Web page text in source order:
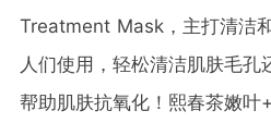
Treatment Mask，主打清洁
人们使用，轻松清洁肌肤毛孔
帮助肌肤抗氧化！熙春茶嫩叶